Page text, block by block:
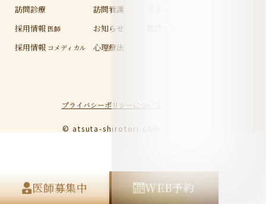
訪問診療
採用情報 医師
採用情報 コメディカル
訪問看護
お知らせ
心理療法
プライバシーポリシーについて
© atsuta-shirotori.com
医師募集中 WEB予約